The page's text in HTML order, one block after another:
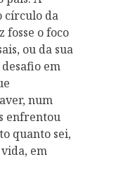
círculo da
fosse o foco
ou da sua
em
num
enfrentou
quanto sei,
em